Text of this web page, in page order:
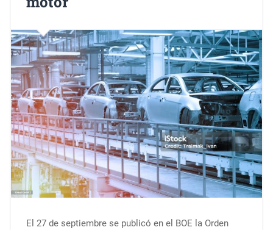
El 27 de septiembre se publicó en el BOE la Orden